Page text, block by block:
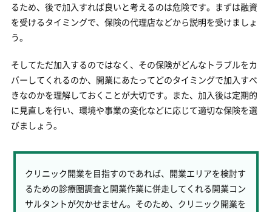
るため、後で加入すれば良いと考えるのは危険です。まずは融資
を受けるタイミングで、保険の代理店などから説明を受けましょ
う。
そしてただ加入するのではなく、その保険がどんなトラブルをカ
バーしてくれるのか、開業にあたってどのタイミングで加入すべ
きなのかを理解しておくことが大切です。また、加入後は定期的
に見直しを行い、環境や事業の変化などに応じて適切な保険を選
びましょう。
クリニック開業を目指すのであれば、開業エリアを検討す
るための診療圏調査と開業作業に併走してくれる開業コン
サルタントが欠かせません。そのため、クリニック開業を